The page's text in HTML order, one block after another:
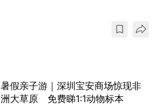
暑假亲子游｜深圳宝安商场惊现非
洲大草原 免费睇1:1动物标本